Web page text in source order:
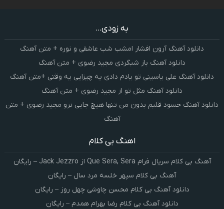
به زودی...
دانلود آهنگ آرون افشار امشب شب عاشقی و نوره + متن آهنگ
دانلود آهنگ باز شبگردی مجید رضوی + متن آهنگ
دانلود آهنگ علی یاسینی تو یادم دادی یه چیزایی یه وقتی +متن آهنگ
دانلود آهنگ مثل تو از مجید رضوی + متن آهنگ
دانلود آهنگ حسود قلبم بدون من تنها هیچ جایی نرو مجید رضوی + متن
آهنگ
اهنگ بی کلام
آهنگ بی کلام سریال فرام Que Sera, Sera از Jack Jezzro – رایگان
آهنگ بی کلام سپهر خلسه مرد سال – رایگان
دانلود آهنگ بی کلام محسن چاوشی چهل روز – رایگان
دانلود آهنگ بی کلام رضا بهرام همدم – رایگان